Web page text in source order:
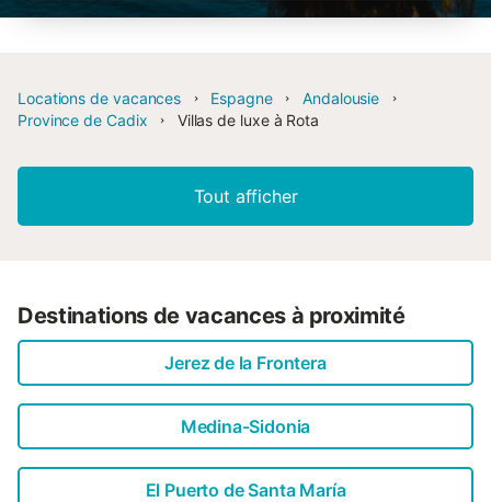
Locations de vacances Espagne
Andalousie
Province de Cadix
Villas de luxe à Rota
Tout afficher
Destinations de vacances à proximité
Jerez de la Frontera
Medina-Sidonia
El Puerto de Santa María